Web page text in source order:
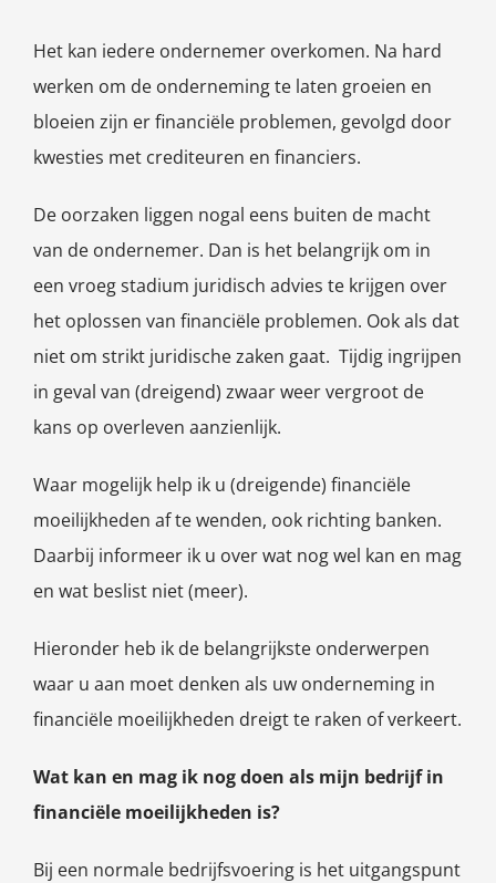
Het kan iedere ondernemer overkomen. Na hard
werken om de onderneming te laten groeien en
bloeien zijn er financiële problemen, gevolgd door
kwesties met crediteuren en financiers.
De oorzaken liggen nogal eens buiten de macht
van de ondernemer. Dan is het belangrijk om in
een vroeg stadium juridisch advies te krijgen over
het oplossen van financiële problemen. Ook als dat
niet om strikt juridische zaken gaat. Tijdig ingrijpen
in geval van (dreigend) zwaar weer vergroot de
kans op overleven aanzienlijk.
Waar mogelijk help ik u (dreigende) financiële
moeilijkheden af te wenden, ook richting banken.
Daarbij informeer ik u over wat nog wel kan en mag
en wat beslist niet (meer).
Hieronder heb ik de belangrijkste onderwerpen
waar u aan moet denken als uw onderneming in
financiële moeilijkheden dreigt te raken of verkeert.
Wat kan en mag ik nog doen als mijn bedrijf in
financiële moeilijkheden is?
Bij een normale bedrijfsvoering is het uitgangspunt